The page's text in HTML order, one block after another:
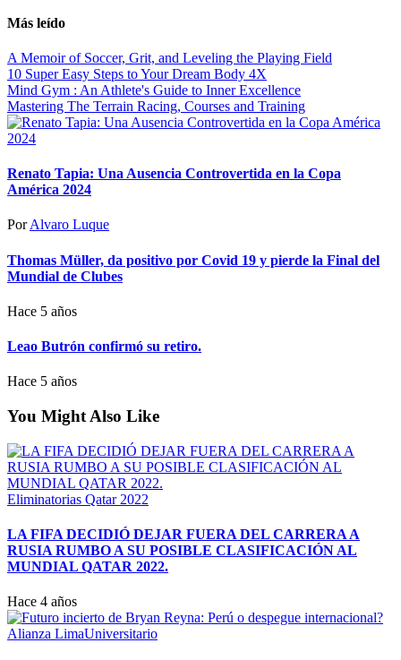
Más leído
A Memoir of Soccer, Grit, and Leveling the Playing Field
10 Super Easy Steps to Your Dream Body 4X
Mind Gym : An Athlete's Guide to Inner Excellence
Mastering The Terrain Racing, Courses and Training
Renato Tapia: Una Ausencia Controvertida en la Copa
América 2024
Por Alvaro Luque
Thomas Müller, da positivo por Covid 19 y pierde la Final del
Mundial de Clubes
Hace 5 años
Leao Butrón confirmó su retiro.
Hace 5 años
You Might Also Like
Eliminatorias Qatar 2022
LA FIFA DECIDIÓ DEJAR FUERA DEL CARRERA A
RUSIA RUMBO A SU POSIBLE CLASIFICACIÓN AL
MUNDIAL QATAR 2022.
Hace 4 años
Alianza LimaUniversitario